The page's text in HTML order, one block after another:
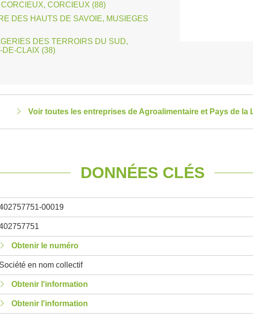
CORCIEUX (88)
DES HAUTS DE SAVOIE, MUSIEGES
DES TERROIRS DU SUD,
DE-CLAIX (38)
Voir toutes les entreprises de Agroalimentaire et Pays de la
DONNÉES CLÉS
00019
Obtenir le numéro
Société en nom collectif
Obtenir l'information
Obtenir l'information